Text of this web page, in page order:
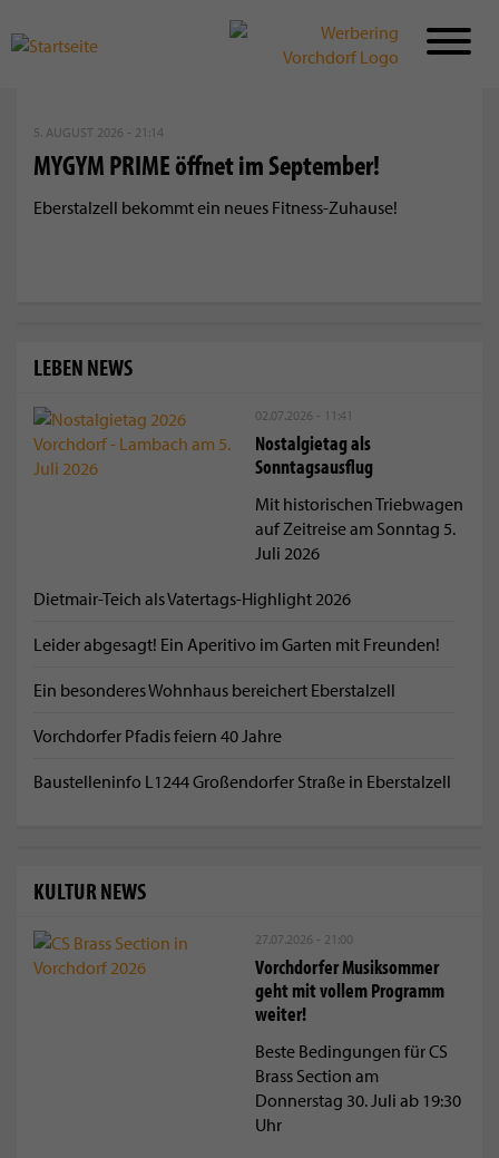
5. AUGUST 2026 - 21:14
MYGYM PRIME öffnet im September!
Eberstalzell bekommt ein neues Fitness-Zuhause!
LEBEN NEWS
02.07.2026 - 11:41
Nostalgietag als
Sonntagsausflug
Mit historischen Triebwagen
auf Zeitreise am Sonntag 5.
Juli 2026
Dietmair-Teich als Vatertags-Highlight 2026
Leider abgesagt! Ein Aperitivo im Garten mit Freunden!
Ein besonderes Wohnhaus bereichert Eberstalzell
Vorchdorfer Pfadis feiern 40 Jahre
Baustelleninfo L1244 Großendorfer Straße in Eberstalzell
KULTUR NEWS
27.07.2026 - 21:00
Vorchdorfer Musiksommer
geht mit vollem Programm
weiter!
Beste Bedingungen für CS
Brass Section am
Donnerstag 30. Juli ab 19:30
Uhr